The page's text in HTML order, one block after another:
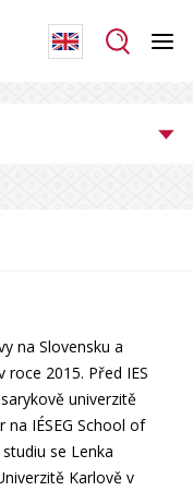
na Slovensku a
roce 2015. Před IES
univerzitě
IÉSEG School of
se Lenka
Karlově v